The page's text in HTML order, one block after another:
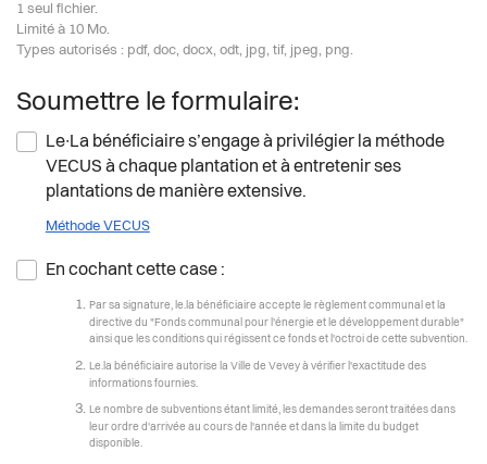
1 seul fichier.
Limité à 10 Mo.
Types autorisés : pdf, doc, docx, odt, jpg, tif, jpeg, png.
Soumettre le formulaire:
Le∙La bénéficiaire s’engage à privilégier la méthode
VECUS à chaque plantation et à entretenir ses
plantations de manière extensive.
Méthode VECUS
En cochant cette case :
Par sa signature, le.la bénéficiaire accepte le règlement communal et la
directive du "Fonds communal pour l'énergie et le développement durable"
ainsi que les conditions qui régissent ce fonds et l'octroi de cette subvention.
Le.la bénéficiaire autorise la Ville de Vevey à vérifier l'exactitude des
informations fournies.
Le nombre de subventions étant limité, les demandes seront traitées dans
leur ordre d'arrivée au cours de l'année et dans la limite du budget
disponible.